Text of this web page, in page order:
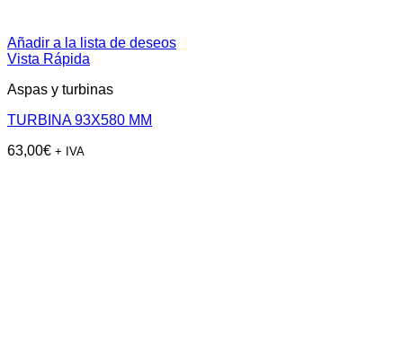
Añadir a la lista de deseos
Vista Rápida
Aspas y turbinas
TURBINA 93X580 MM
63,00€ + IVA